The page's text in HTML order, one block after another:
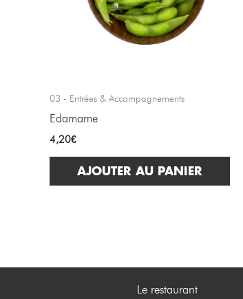
03 - Entrées & Accompagnements
Edamame
4,20€
AJOUTER AU PANIER
Le restaurant